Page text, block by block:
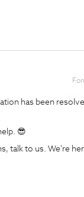
has been
😎
talk to us. We're